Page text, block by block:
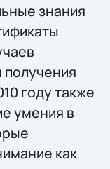
знания
году также
умения в
как